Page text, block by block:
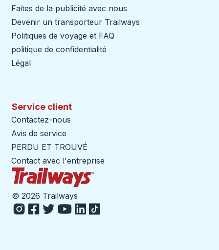
Faites de la publicité avec nous
Devenir un transporteur Trailways
Politiques de voyage et FAQ
politique de confidentialité
Légal
Service client
Contactez-nous
Avis de service
PERDU ET TROUVÉ
Contact avec l'entreprise
© 2026 Trailways